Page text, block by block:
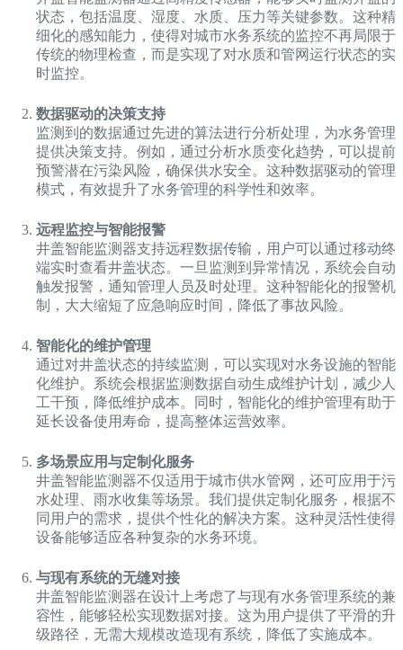
状态，包括温度、湿度、水质、压力等关键参数。这种精
细化的感知能力，使得对城市水务系统的监控不再局限于
传统的物理检查，而是实现了对水质和管网运行状态的实
时监控。
数据驱动的决策支持
监测到的数据通过先进的算法进行分析处理，为水务管理
提供决策支持。例如，通过分析水质变化趋势，可以提前
预警潜在污染风险，确保供水安全。这种数据驱动的管理
模式，有效提升了水务管理的科学性和效率。
远程监控与智能报警
井盖智能监测器支持远程数据传输，用户可以通过移动终
端实时查看井盖状态。一旦监测到异常情况，系统会自动
触发报警，通知管理人员及时处理。这种智能化的报警机
制，大大缩短了应急响应时间，降低了事故风险。
智能化的维护管理
通过对井盖状态的持续监测，可以实现对水务设施的智能
化维护。系统会根据监测数据自动生成维护计划，减少人
工干预，降低维护成本。同时，智能化的维护管理有助于
延长设备使用寿命，提高整体运营效率。
多场景应用与定制化服务
井盖智能监测器不仅适用于城市供水管网，还可应用于污
水处理、雨水收集等场景。我们提供定制化服务，根据不
同用户的需求，提供个性化的解决方案。这种灵活性使得
设备能够适应各种复杂的水务环境。
与现有系统的无缝对接
井盖智能监测器在设计上考虑了与现有水务管理系统的兼
容性，能够轻松实现数据对接。这为用户提供了平滑的升
级路径，无需大规模改造现有系统，降低了实施成本。